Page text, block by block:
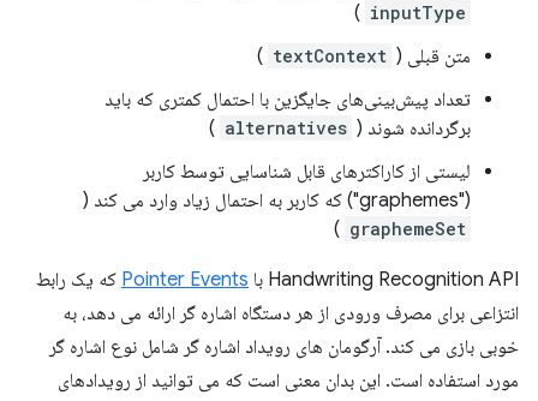
inputType
)
متن قبلی ( textContext
)
تعداد پیش‌بینی‌های جایگزین با احتمال کمتری که باید
برگردانده شوند ( alternatives
)
لیستی از کاراکترهای قابل شناسایی توسط کاربر
("graphemes") که کاربر به احتمال زیاد وارد می کند (
graphemeSet
)
Handwriting Recognition API با Pointer Events که یک رابط
انتزاعی برای مصرف ورودی از هر دستگاه اشاره گر ارائه می دهد، به
خوبی بازی می کند. آرگومان های رویداد اشاره گر شامل نوع اشاره گر
مورد استفاده است. این بدان معنی است که می توانید از رویدادهای